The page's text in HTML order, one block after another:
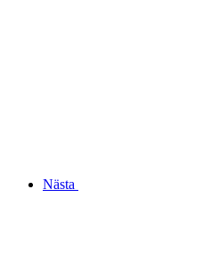
Nästa